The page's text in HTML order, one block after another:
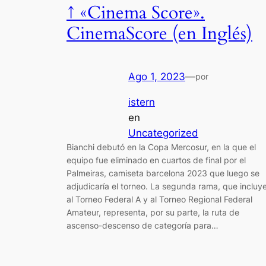
↑ «Cinema Score».
CinemaScore (en Inglés)
Ago 1, 2023—por
istern
en
Uncategorized
Bianchi debutó en la Copa Mercosur, en la que el
equipo fue eliminado en cuartos de final por el
Palmeiras, camiseta barcelona 2023 que luego se
adjudicaría el torneo. La segunda rama, que
al Torneo Federal A y al Torneo Regional Federal
Amateur, representa, por su parte, la ruta de
ascenso-descenso de categoría para…